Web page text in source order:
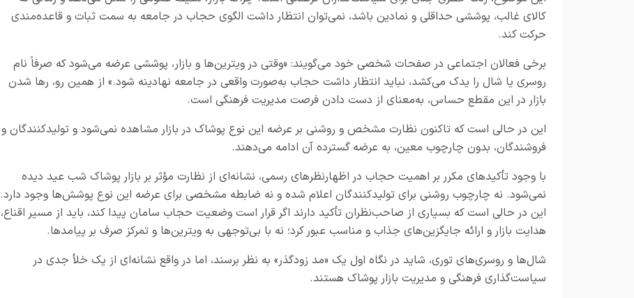
کالای غالب، پوششی حداقلی و نمادین باشد، نمی‌توان انتظار داشت الگوی حجاب در جامعه به سمت ثبات و قاعده‌مندی
حرکت کند.
برخی فعالان اجتماعی در صفحات شخصی خود می‌گویند: «وقتی در ویترین‌ها و بازار، پوششی عرضه می‌شود که صرفاً نام
روسری یا شال را یدک می‌کشد، نباید انتظار داشت حجاب به‌صورت واقعی در جامعه نهادینه شود.» از همین رو، رها شدن
بازار در این مقطع حساس، به‌معنای از دست دادن فرصت مدیریت فرهنگی است.
این در حالی است که تاکنون نظارت مشخص و روشنی بر عرضه این نوع پوشاک در بازار مشاهده نمی‌شود و تولیدکنندگان و
فروشندگان، بدون چارچوب معین، به عرضه گسترده آن ادامه می‌دهند.
با وجود تأکیدهای مکرر بر اهمیت حجاب در اظهارنظرهای رسمی، نشانه‌ای از نظارت مؤثر بر بازار پوشاک شب عید دیده
نمی‌شود. نه چارچوب روشنی برای تولیدکنندگان اعلام شده و نه ضابطه مشخصی برای عرضه این نوع پوشش‌ها وجود دارد.
این در حالی است که بسیاری از صاحب‌نظران تأکید دارند اگر قرار است وضعیت حجاب سامان پیدا کند، باید از مسیر اقناع،
هدایت بازار و ارائه جایگزین‌های جذاب و مناسب عبور کرد؛ نه با بی‌توجهی به ویترین‌ها و تمرکز صرف بر پیامدها.
شال‌ها و روسری‌های توری، شاید در نگاه اول یک «مد زودگذر» به نظر برسند، اما در واقع نشانه‌ای از یک خلأ جدی در
سیاست‌گذاری فرهنگی و مدیریت بازار پوشاک هستند.